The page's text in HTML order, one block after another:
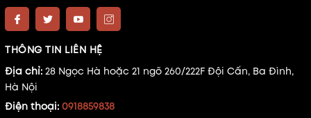
THÔNG TIN LIÊN HỆ
Địa chỉ: 28 Ngọc Hà hoặc 21 ngõ 260/222F Đội Cấn, Ba Đình,
Hà Nội
Điện thoại: 0918859838